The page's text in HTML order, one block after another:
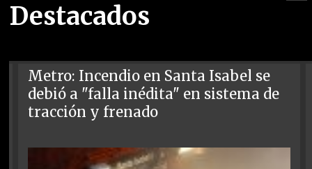
Destacados
Metro: Incendio en Santa Isabel se
debió a "falla inédita" en sistema de
tracción y frenado